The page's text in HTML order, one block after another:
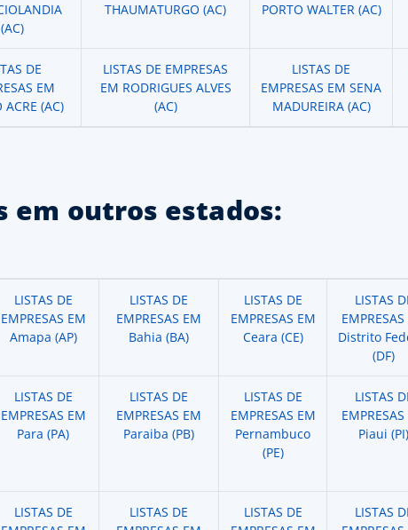
(AC)
THAUMATURGO (AC)
PORTO WALTER (AC)
DE
EM
ACRE (AC)
LISTAS DE EMPRESAS
EM RODRIGUES ALVES
(AC)
LISTAS DE
EMPRESAS EM SENA
MADUREIRA (AC)
em outros estados:
LISTAS DE
EMPRESAS EM
Amapa (AP)
LISTAS DE
EMPRESAS EM
Bahia (BA)
LISTAS DE
EMPRESAS EM
Ceara (CE)
LISTAS
Distrito
(DF)
LISTAS DE
EMPRESAS EM
Para (PA)
LISTAS DE
EMPRESAS EM
Paraiba (PB)
LISTAS DE
EMPRESAS EM
Pernambuco
(PE)
LISTAS
Piaui (PI)
LISTAS DE
LISTAS DE
LISTAS DE
LISTAS